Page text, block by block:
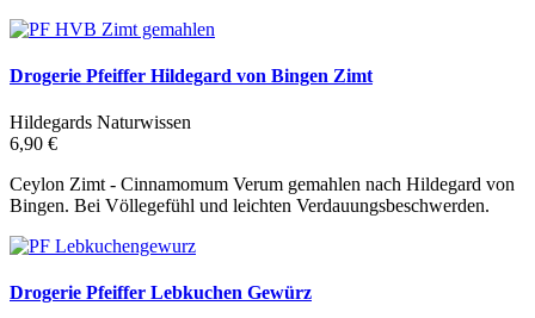
Drogerie Pfeiffer Hildegard von Bingen Zimt
Hildegards Naturwissen
6,90 €
Ceylon Zimt - Cinnamomum Verum gemahlen nach Hildegard von
Bingen. Bei Völlegefühl und leichten Verdauungsbeschwerden.
Drogerie Pfeiffer Lebkuchen Gewürz